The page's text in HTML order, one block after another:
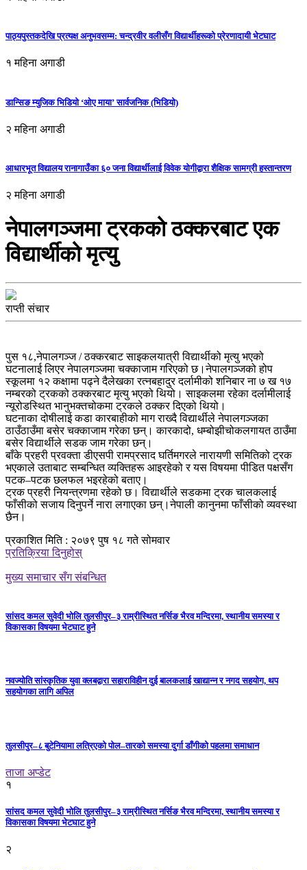
पाठ्यपुस्तकदेखि प्रत्यक्ष अनुभवसम्म: चन्द्रवीर वलीसँग विद्यार्थीहरूको प्रेरणादायी भेटघाट
१ महिना अगाडी
डान्सिङ म्युजिक भिडियो ‘ओए माया’ सार्वजनिक (भिडियो)
२ महिना अगाडी
आधारभूत विद्यालय रानागाउँका ६० जना विद्यार्थीलाई विवेक योगीद्वारा शैक्षिक सामग्री हस्तान्तरण
२ महिना अगाडी
नेपालगञ्जमा ट्रकको ठक्करबाट एक
विद्यार्थीको मृत्यु
राप्ती संचार
पुस १८,नेपालगञ्ज / ठक्करबाट साइकलयात्री विद्यार्थीको मृत्यु भएको
घटनालाई लिएर नेपालगञ्जमा चक्काजाम गरिएको छ।नेपालगञ्जको होप
स्कूलमा १२ कक्षामा पढ्ने दैलेखका रत्नबहादुर दर्लामीको शनिबार ना ७ ख १७
नम्बरको ट्रकको ठक्करबाट मृत्यु भएको थियो। साइकलमा रहेका दर्लामीलाई
न्यूरोडस्थित भानुभक्तचोकमा ट्रकले ठक्कर दिएको थियो।
घटनाका दोषीलाई कडा कारबाहीको माग राख्दै विद्यार्थीले नेपालगञ्जका
ठाउँठाउँमा बसेर चक्काजाम गरेका छन्। कारकादो, धम्बोझीचोकलगायत ठाउँमा
बसेर विद्यार्थीले सडक जाम गरेका छन्।
बाँके प्रहरी प्रवक्ता डीएसपी रामप्रसाद घर्तिमगरले नारायणी समितिको ट्रक
भएकाले उताबाट सम्बन्धित व्यक्तिहरू आइरहेको र यस विषयमा पीडित पक्षसँग
पटक–पटक छलफल भइरहेको बताए।
ट्रक प्रहरी नियन्त्रणमा रहेको छ। विद्यार्थीले सडकमा ट्रक चालकलाई
फाँसीको सजाय दिनुपर्ने नारा लगाएका छन्।नेपाली कानुनमा फाँसीको व्यवस्था
छैन।
प्रकाशित मिति : २०७९ पुष १८ गते सोमवार
प्रतिक्रिया दिनुहोस्
मुख्य समाचार सँग संबन्धित
सांसद कमल सुवेदी भोलि तुलसीपुर–३ राम्रीस्थित नर्सिङ भैरव मन्दिरमा, स्थानीय समस्या र
विकासका विषयमा भेटघाट हुने
नवज्योति सांस्कृतिक युवा क्लबद्वारा सहाराविहीन दुई बालकलाई खाद्यान्न र नगद सहयोग, थप
सहयोगका लागि अपिल
तुलसीपुर–८ बुटेनियामा लत्रिएको पोल–तारको समस्या दुर्गा डाँगीको पहलमा समाधान
ताजा अप्डेट
१
सांसद कमल सुवेदी भोलि तुलसीपुर–३ राम्रीस्थित नर्सिङ भैरव मन्दिरमा, स्थानीय समस्या र
विकासका विषयमा भेटघाट हुने
२